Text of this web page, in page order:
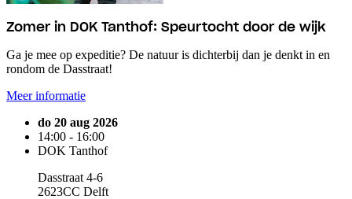
Zomer in DOK Tanthof: Speurtocht door de wijk
Ga je mee op expeditie? De natuur is dichterbij dan je denkt in en
rondom de Dasstraat!
Meer informatie
do 20 aug 2026
14:00 - 16:00
DOK Tanthof
Dasstraat 4-6
2623CC Delft